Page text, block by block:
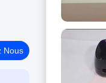
Nous